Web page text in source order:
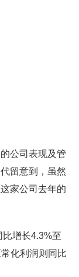
公司表现及管
留意到，虽然
家公司去年的
增长4.3%至
化利润则同比